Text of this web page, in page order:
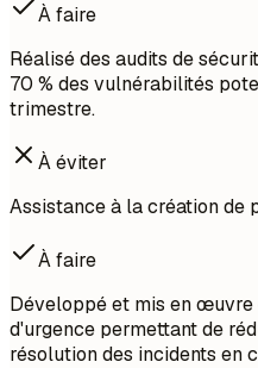
À faire
Réalisé des audits de
70 % des vulnérabilités
trimestre.
À éviter
Assistance à la création de
À faire
Développé et mis en
d'urgence permettant de
résolution des incidents en